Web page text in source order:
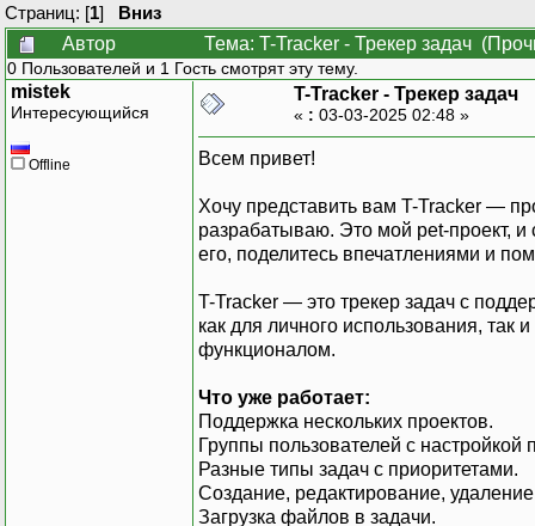
Страниц: [1] Вниз
Автор
Тема: T-Tracker - Трекер задач
0 Пользователей и 1 Гость смотрят эту тему.
mistek
Интересующийся
Offline
T-Tracker - Трекер задач
« : 03-03-2025 02:48 »
Всем привет!
Хочу представить вам T-Tracker —
разрабатываю. Это мой pet-проект, и
его, поделитесь впечатлениями и
T-Tracker — это трекер задач с
как для личного использования,
функционалом.
Что уже работает:
Поддержка нескольких проектов.
Группы пользователей с настройкой
Разные типы задач с приоритетами.
Создание, редактирование,
Загрузка файлов в задачи.